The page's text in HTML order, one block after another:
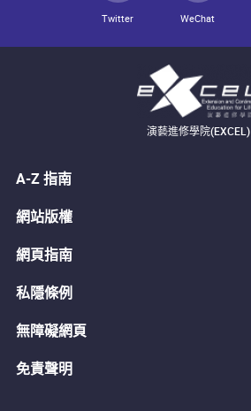
Twitter WeChat
演藝進修學院(EXCEL)
A-Z 指南
網站版權
網頁指南
私隱條例
無障礙網頁
免責聲明